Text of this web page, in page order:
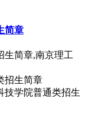
简章
生简章,南京理工
技学院普通类招生